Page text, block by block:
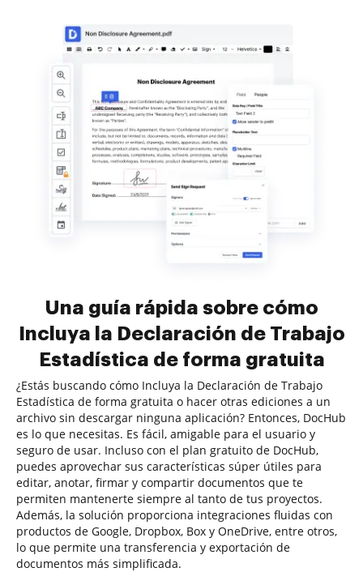
Una guía rápida sobre cómo
Incluya la Declaración de Trabajo
Estadística de forma gratuita
¿Estás buscando cómo Incluya la Declaración de Trabajo
Estadística de forma gratuita o hacer otras ediciones a un
archivo sin descargar ninguna aplicación? Entonces, DocHub
es lo que necesitas. Es fácil, amigable para el usuario y
seguro de usar. Incluso con el plan gratuito de DocHub,
puedes aprovechar sus características súper útiles para
editar, anotar, firmar y compartir documentos que te
permiten mantenerte siempre al tanto de tus proyectos.
Además, la solución proporciona integraciones fluidas con
productos de Google, Dropbox, Box y OneDrive, entre otros,
lo que permite una transferencia y exportación de
documentos más simplificada.